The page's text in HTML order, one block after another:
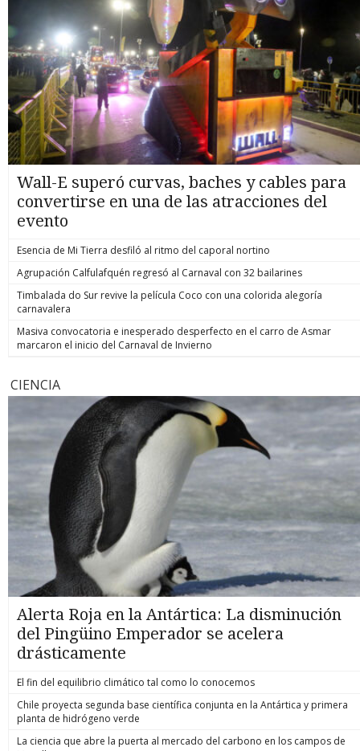
Wall-E superó curvas, baches y cables para
convertirse en una de las atracciones del
evento
Esencia de Mi Tierra desfiló al ritmo del caporal nortino
Agrupación Calfulafquén regresó al Carnaval con 32 bailarines
Timbalada do Sur revive la película Coco con una colorida alegoría
carnavalera
Masiva convocatoria e inesperado desperfecto en el carro de Asmar
marcaron el inicio del Carnaval de Invierno
CIENCIA
Alerta Roja en la Antártica: La disminución
del Pingüino Emperador se acelera
drásticamente
El fin del equilibrio climático tal como lo conocemos
Chile proyecta segunda base científica conjunta en la Antártica y primera
planta de hidrógeno verde
La ciencia que abre la puerta al mercado del carbono en los campos de